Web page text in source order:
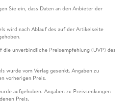
Sie ein, dass Daten an den Anbieter der
wird nach Ablauf des auf der Artikelseite
die unverbindliche Preisempfehlung (UVP) des
wurde vom Verlag gesenkt. Angaben zu
vorherigen Preis.
aufgehoben. Angaben zu Preissenkungen
Preis.